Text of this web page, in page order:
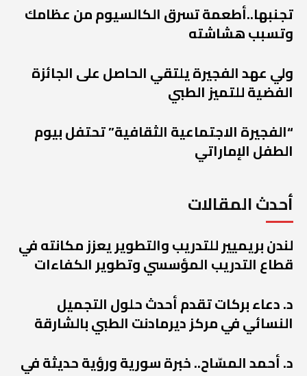
تجنبها..أطعمة تسرق الكالسيوم من عظامك
وتسبب هشاشته
ولي عهد الفجيرة يلتقي الحاصل على الجائزة
الفضية للتميز الطبي
“الفجيرة الاجتماعية الثقافية” تحتفل بيوم
الطفل الإماراتي
أحدث المقالات
لندن بريميير للتدريب والتطوير يعزز مكانته في
قطاع التدريب المؤسسي وتطوير الكفاءات
د. دعاء بركات تقدم أحدث حلول التجميل
النسائي في مركز ديرمادنت الطبي بالشارقة
د. أحمد المسّاح.. خبرة سورية ورؤية حديثة في